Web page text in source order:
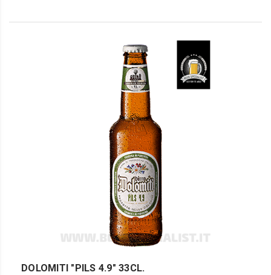
DOLOMITI "PILS 4.9" 33CL.